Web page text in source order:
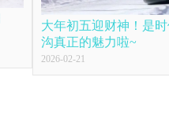
大年初五迎财神！是
沟真正的魅力啦~
2026-02-21